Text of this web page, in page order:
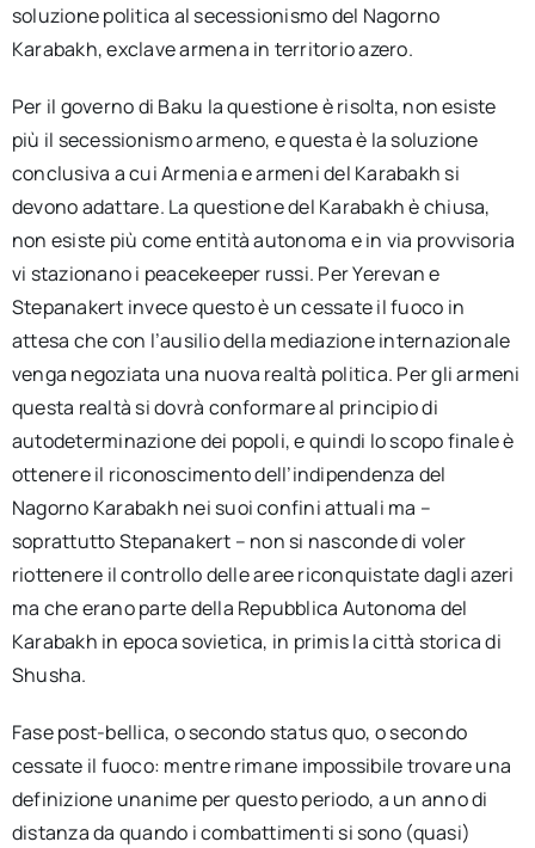
soluzione politica al secessionismo del Nagorno
Karabakh, exclave armena in territorio azero.
Per il governo di Baku la questione è risolta, non esiste
più il secessionismo armeno, e questa è la soluzione
conclusiva a cui Armenia e armeni del Karabakh si
devono adattare. La questione del Karabakh è chiusa,
non esiste più come entità autonoma e in via provvisoria
vi stazionano i peacekeeper russi. Per Yerevan e
Stepanakert invece questo è un cessate il fuoco in
attesa che con l’ausilio della mediazione internazionale
venga negoziata una nuova realtà politica. Per gli armeni
questa realtà si dovrà conformare al principio di
autodeterminazione dei popoli, e quindi lo scopo finale è
ottenere il riconoscimento dell’indipendenza del
Nagorno Karabakh nei suoi confini attuali ma –
soprattutto Stepanakert – non si nasconde di voler
riottenere il controllo delle aree riconquistate dagli azeri
ma che erano parte della Repubblica Autonoma del
Karabakh in epoca sovietica, in primis la città storica di
Shusha.
Fase post-bellica, o secondo status quo, o secondo
cessate il fuoco: mentre rimane impossibile trovare una
definizione unanime per questo periodo, a un anno di
distanza da quando i combattimenti si sono (quasi)